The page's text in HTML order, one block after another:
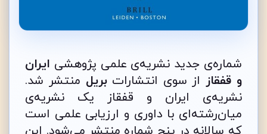
شماره‌‌‌ی جدید نشریه‌ی علمی پژوهشی ایران
و قفقازاز سوی انتشاراتبریل منتشر شد.
نشریه‌ی ایران و قفقاز یک نشریه‌ی
میان‌رشته‌ای با داوری و ارزیابی علمی است